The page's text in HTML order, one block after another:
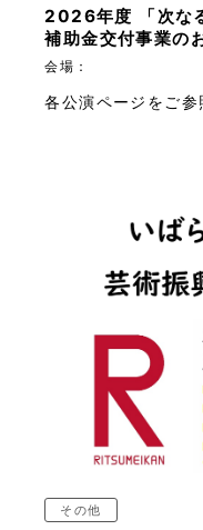
2026年度 「次な
補助金交付事業の
会場：
各公演ページをご参
その他